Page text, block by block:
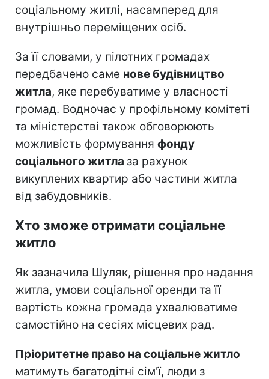
соціальному житлі, насамперед для
внутрішньо переміщених осіб.
За її словами, у пілотних громадах
передбачено саме нове будівництво
житла, яке перебуватиме у власності
громад. Водночас у профільному комітеті
та міністерстві також обговорюють
можливість формування фонду
соціального житла за рахунок
викуплених квартир або частини житла
від забудовників.
Хто зможе отримати соціальне
житло
Як зазначила Шуляк, рішення про надання
житла, умови соціальної оренди та її
вартість кожна громада ухвалюватиме
самостійно на сесіях місцевих рад.
Пріоритетне право на соціальне житло
матимуть багатодітні сім'ї, люди з